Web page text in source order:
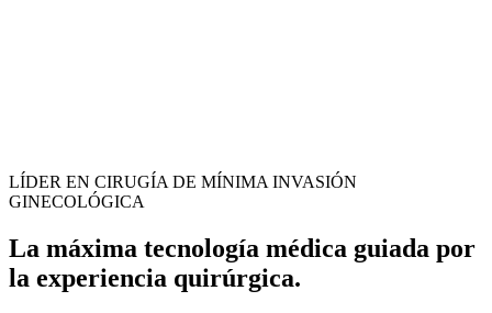
LÍDER EN CIRUGÍA DE MÍNIMA INVASIÓN
GINECOLÓGICA
La máxima tecnología médica guiada por
la experiencia quirúrgica.